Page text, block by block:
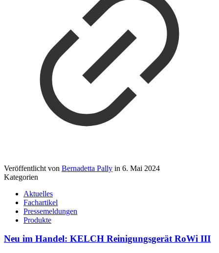
Veröffentlicht von Bernadetta Pally in 6. Mai 2024
Kategorien
Aktuelles
Fachartikel
Pressemeldungen
Produkte
Neu im Handel: KELCH Reinigungsgerät RoWi III